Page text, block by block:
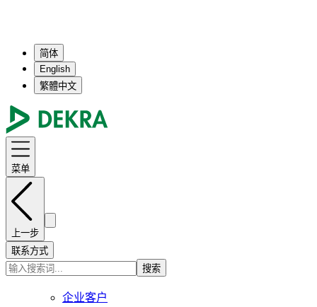
简体
English
繁體中文
菜单
上一步
联系方式
搜索
企业客户